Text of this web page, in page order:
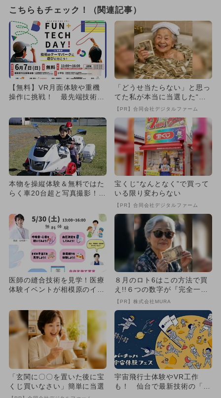
こちらもチェック！（関連記事）
【無料】VR月面体験や重機
操作に挑戦！ 最先端技術を
「どうせ当たらない」と思っ
てた私が本当に当選した“買
い方”がこれ
【PR】合同会社デジタルファーム
本物を操縦体験＆無料ではた
らく車20台超と写真撮影！
宝くじ“なんとなく”で買って
いる限り変わらない
【PR】合同会社デジタルファーム
医師の縫合技術を見学！医療
体験イベントが相模原のイオ
も
８月のロト6はこの方法で買
え!!６つの数字が『完全一
致』する方法
【PR】株式会社MURA
「玄関に〇〇を置いた後に宝
くじ買いなさい」簡単に当選
宇宙飛行士体験やVR工作
も！ 仙台で最新技術の「宇